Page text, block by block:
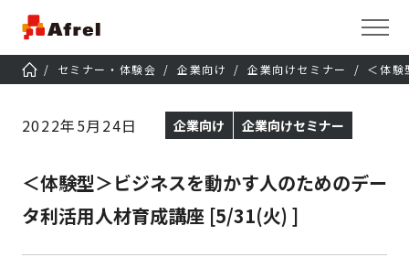
セミナー・体験会 企業向け 企業向けセミナー ＜体
2022年5月24日 企業向け 企業向けセミナー
＜体験型＞ビジネスを動かす人のためのデー
タ利活用人材育成講座 [5/31(火) ]